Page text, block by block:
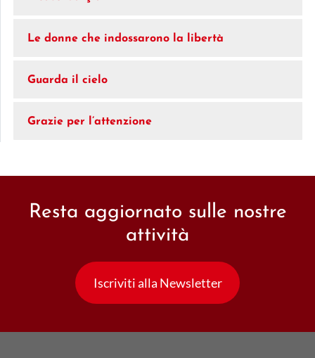
Le donne che indossarono la libertà
Guarda il cielo
Grazie per l’attenzione
Resta aggiornato sulle nostre
attività
Iscriviti alla Newsletter